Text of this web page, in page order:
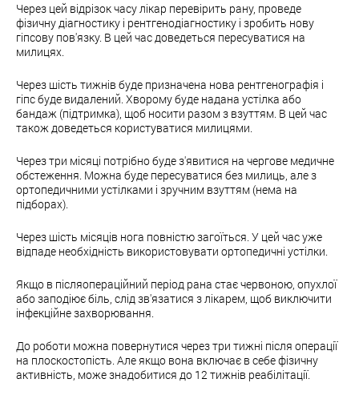
Через цей відрізок часу лікар перевірить рану, проведе
фізичну діагностику і рентгенодіагностику і зробить нову
гіпсову пов'язку. В цей час доведеться пересуватися на
милицях.
Через шість тижнів буде призначена нова рентгенографія і
гіпс буде видалений. Хворому буде надана устілка або
бандаж (підтримка), щоб носити разом з взуттям. В цей час
також доведеться користуватися милицями.
Через три місяці потрібно буде з'явитися на чергове медичне
обстеження. Можна буде пересуватися без милиць, але з
ортопедичними устілками і зручним взуттям (нема на
підборах).
Через шість місяців нога повністю загоїться. У цей час уже
відпаде необхідність використовувати ортопедичні устілки.
Якщо в післяопераційний період рана стає червоною, опухлої
або заподіює біль, слід зв'язатися з лікарем, щоб виключити
інфекційне захворювання.
До роботи можна повернутися через три тижні після операції
на плоскостопість. Але якщо вона включає в себе фізичну
активність, може знадобитися до 12 тижнів реабілітації.